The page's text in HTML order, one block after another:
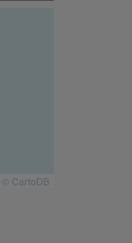
CartoDB